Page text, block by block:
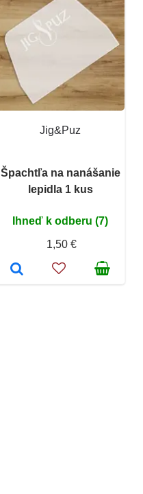
Jig&Puz
Špachtľa na nanášanie
lepidla 1 kus
Ihneď k odberu (7)
1,50 €